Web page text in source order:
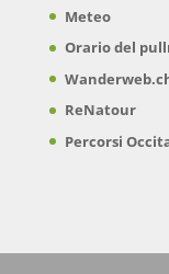
Meteo
Orario del
ReNatour
Percorsi